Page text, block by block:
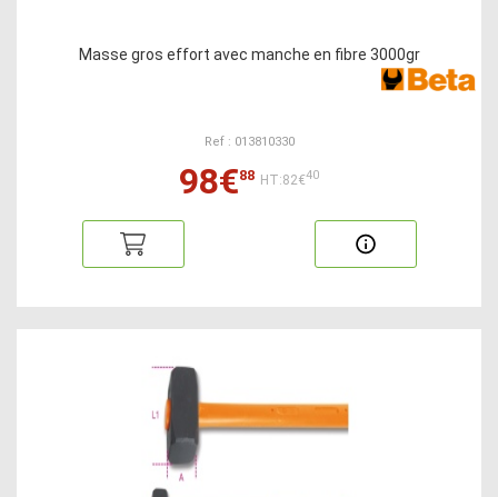
Masse gros effort avec manche en fibre 3000gr
Ref : 013810330
98€88 HT:82€40